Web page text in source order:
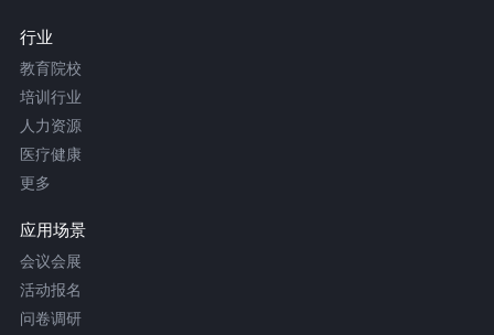
行业
教育院校
培训行业
人力资源
医疗健康
更多
应用场景
会议会展
活动报名
问卷调研